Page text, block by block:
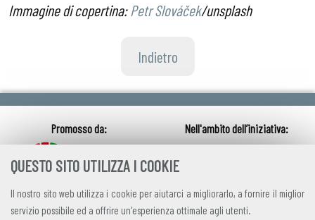
QUESTO SITO UTILIZZA I COOKIE
Il nostro sito web utilizza i cookie per aiutarci a migliorarlo, a fornire il miglior
servizio possibile ed a offrire un'esperienza ottimale agli utenti.
Immagine di copertina:Petr Slováček/unsplash
Indietro